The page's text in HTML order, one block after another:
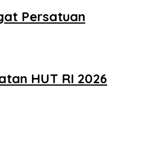
Persatuan
HUT RI 2026